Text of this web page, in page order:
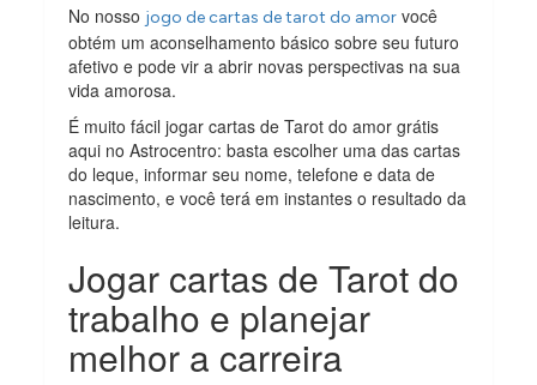
No nosso jogo de cartas de tarot do amor você
obtém um aconselhamento básico sobre seu futuro
afetivo e pode vir a abrir novas perspectivas na sua
vida amorosa.
É muito fácil jogar cartas de Tarot do amor grátis
aqui no Astrocentro: basta escolher uma das cartas
do leque, informar seu nome, telefone e data de
nascimento, e você terá em instantes o resultado da
leitura.
Jogar cartas de Tarot do
trabalho e planejar
melhor a carreira